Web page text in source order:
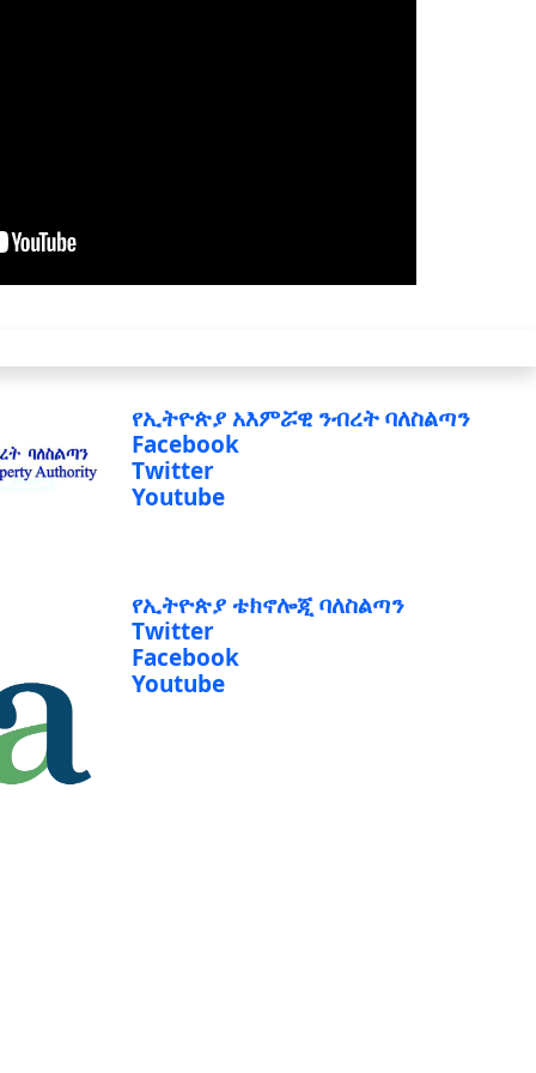
የኢትዮጵያ አእምሯዊ ንብረት ባለስልጣን
Facebook
Twitter
Youtube
የኢትዮጵያ ቴክኖሎጂ ባለስልጣን
Twitter
Facebook
Youtube